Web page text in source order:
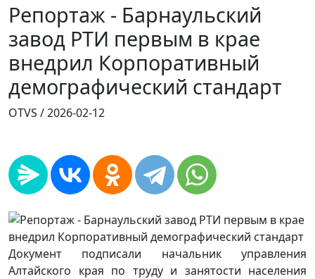
Репортаж - Барнаульский
завод РТИ первым в крае
внедрил Корпоративный
демографический стандарт
OTVS /2026-02-12
Документ подписали начальник управления
Алтайского края по труду и занятости населения